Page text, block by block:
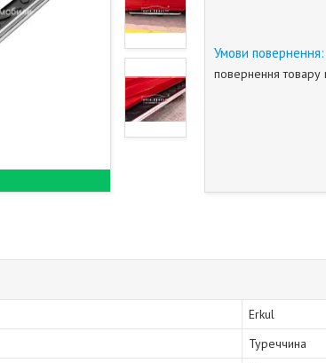
повернення
Erkul
Туреччина